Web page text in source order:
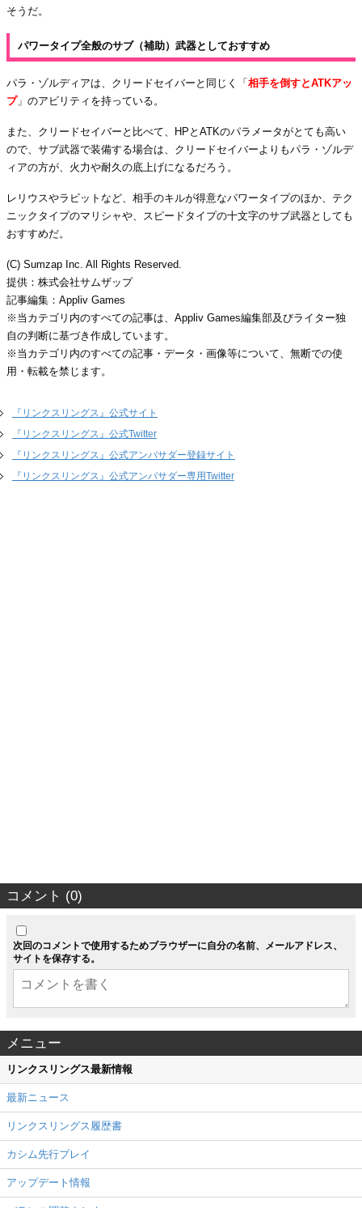
そうだ。
パワータイプ全般のサブ（補助）武器としておすすめ
パラ・ゾルディアは、クリードセイバーと同じく「 相手を倒すとATKアッ
プ」のアビリティを持っている。
また、クリードセイバーと比べて、HPとATKのパラメータがとても高い
ので、サブ武器で装備する場合は、クリードセイバーよりもパラ・ゾルデ
ィアの方が、火力や耐久の底上げになるだろう。
レリウスやラビットなど、相手のキルが得意なパワータイプのほか、テク
ニックタイプのマリシャや、スピードタイプの十文字のサブ武器としても
おすすめだ。
(C) Sumzap Inc. All Rights Reserved.
提供：株式会社サムザップ
記事編集：Appliv Games
※当カテゴリ内のすべての記事は、Appliv Games編集部及びライター独
自の判断に基づき作成しています。
※当カテゴリ内のすべての記事・データ・画像等について、無断での使
用・転載を禁じます。
『リンクスリングス』公式サイト
『リンクスリングス』公式Twitter
『リンクスリングス』公式アンバサダー登録サイト
『リンクスリングス』公式アンバサダー専用Twitter
コメント (0)
次回のコメントで使用するためブラウザーに自分の名前、メールアドレス、
サイトを保存する。
メニュー
リンクスリングス最新情報
最新ニュース
リンクスリングス履歴書
カシム先行プレイ
アップデート情報